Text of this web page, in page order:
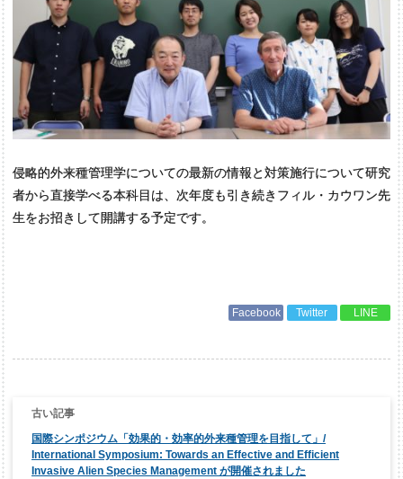
侵略的外来種管理学についての最新の情報と対策施行について研究
者から直接学べる本科目は、次年度も引き続きフィル・カウワン先
生をお招きして開講する予定です。
Facebook Twitter LINE
国際シンポジウム「効果的・効率的外来種管理を目指して」/
International Symposium: Towards an Effective and Efficient
Invasive Alien Species Management が開催されました